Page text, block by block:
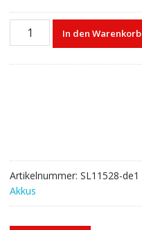
Laptop
In den Warenkorb
Artikelnummer: SL11528-de1
Akkus